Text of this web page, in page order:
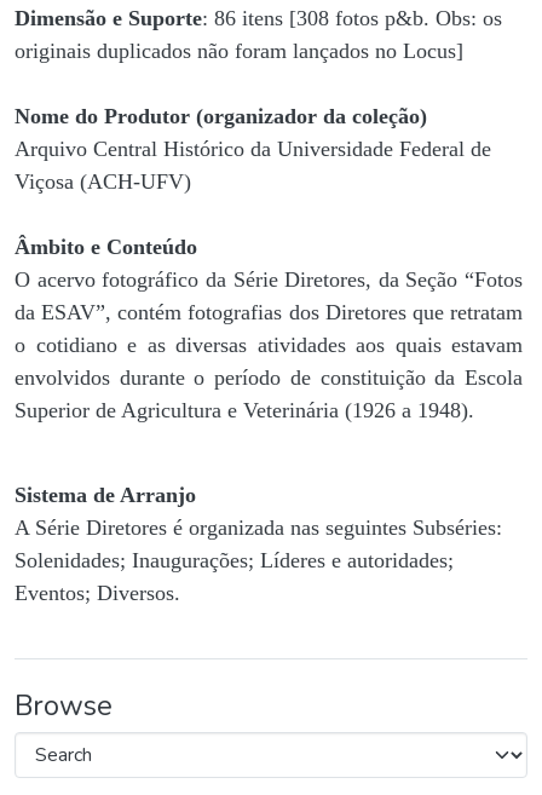
Dimensão e Suporte: 86 itens [308 fotos p&b. Obs: os
originais duplicados não foram lançados no Locus]
Nome do Produtor (organizador da coleção)
Arquivo Central Histórico da Universidade Federal de
Viçosa (ACH-UFV)
Âmbito e Conteúdo
O acervo fotográfico da Série Diretores, da Seção “Fotos
da ESAV”, contém fotografias dos Diretores que retratam
o cotidiano e as diversas atividades aos quais estavam
envolvidos durante o período de constituição da Escola
Superior de Agricultura e Veterinária (1926 a 1948).
Sistema de Arranjo
A Série Diretores é organizada nas seguintes Subséries:
Solenidades; Inaugurações; Líderes e autoridades;
Eventos; Diversos.
Browse